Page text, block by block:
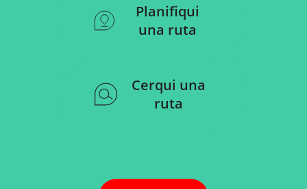
Planifiqui
una ruta
Cerqui una
ruta